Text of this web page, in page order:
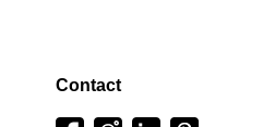
Contact